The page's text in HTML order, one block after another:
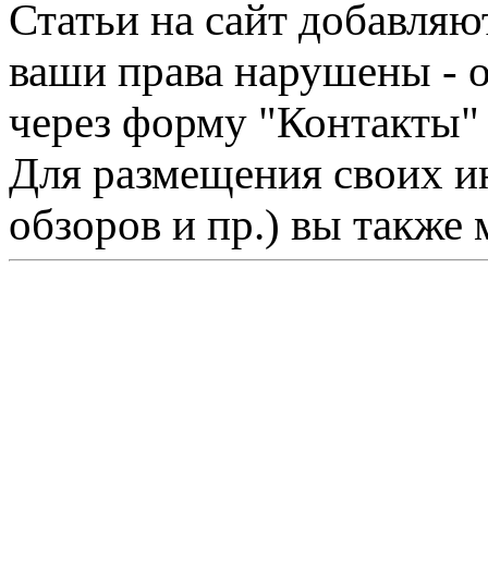
Статьи на сайт
ваши права нарушены -
через форму "Контакты"
Для размещения своих
обзоров и пр.) вы также